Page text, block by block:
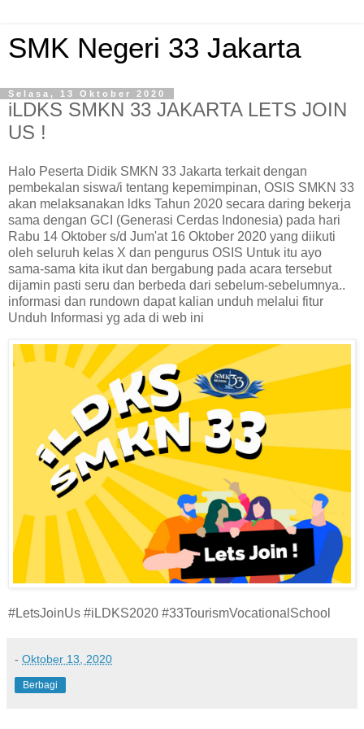
SMK Negeri 33 Jakarta
Selasa, 13 Oktober 2020
iLDKS SMKN 33 JAKARTA LETS JOIN
US !
Halo Peserta Didik SMKN 33 Jakarta terkait dengan
pembekalan siswa/i tentang kepemimpinan, OSIS SMKN 33
akan melaksanakan ldks Tahun 2020 secara daring bekerja
sama dengan GCI (Generasi Cerdas Indonesia) pada hari
Rabu 14 Oktober s/d Jum'at 16 Oktober 2020 yang diikuti
oleh seluruh kelas X dan pengurus OSIS Untuk itu ayo
sama-sama kita ikut dan bergabung pada acara tersebut
dijamin pasti seru dan berbeda dari sebelum-sebelumnya..
informasi dan rundown dapat kalian unduh melalui fitur
Unduh Informasi yg ada di web ini
#LetsJoinUs #iLDKS2020 #33TourismVocationalSchool
- Oktober 13, 2020
Berbagi